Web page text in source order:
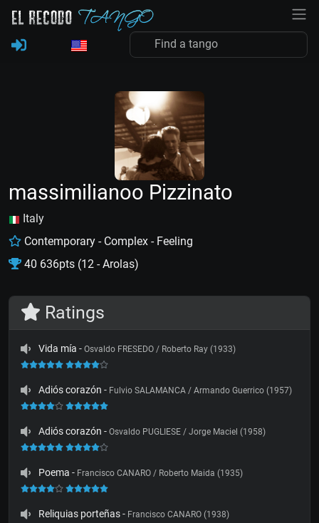
massimilianoo Pizzinato
Italy
Contemporary - Complex - Feeling
40 636pts (12 - Arolas)
Ratings
Vida mía - Osvaldo FRESEDO / Roberto Ray (1933)
Adiós corazón - Fulvio SALAMANCA / Armando Guerrico (1957)
Adiós corazón - Osvaldo PUGLIESE / Jorge Maciel (1958)
Poema - Francisco CANARO / Roberto Maida (1935)
Reliquias porteñas- Francisco CANARO (1938)